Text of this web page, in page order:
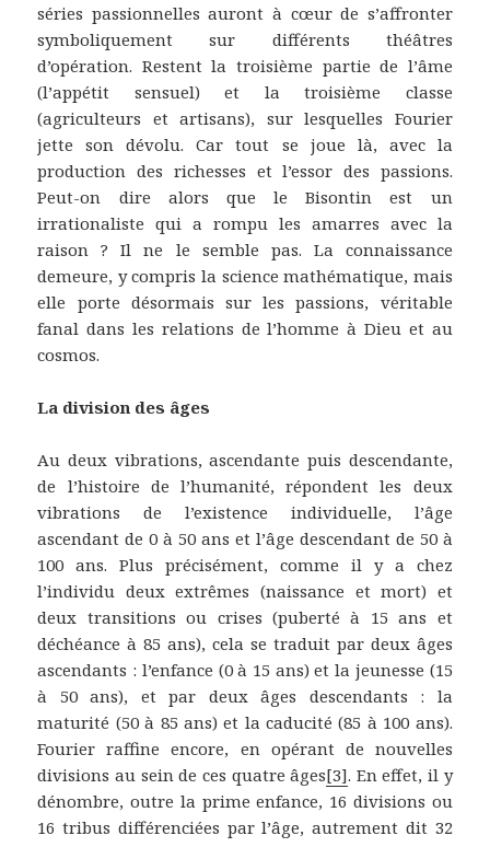
séries passionnelles auront à cœur de s’affronter
symboliquement sur différents théâtres
d’opération. Restent la troisième partie de l’âme
(l’appétit sensuel) et la troisième classe
(agriculteurs et artisans), sur lesquelles Fourier
jette son dévolu. Car tout se joue là, avec la
production des richesses et l’essor des passions.
Peut-on dire alors que le Bisontin est un
irrationaliste qui a rompu les amarres avec la
raison ? Il ne le semble pas. La connaissance
demeure, y compris la science mathématique, mais
elle porte désormais sur les passions, véritable
fanal dans les relations de l’homme à Dieu et au
cosmos.
La division des âges
Au deux vibrations, ascendante puis descendante,
de l’histoire de l’humanité, répondent les deux
vibrations de l’existence individuelle, l’âge
ascendant de 0 à 50 ans et l’âge descendant de 50 à
100 ans. Plus précisément, comme il y a chez
l’individu deux extrêmes (naissance et mort) et
deux transitions ou crises (puberté à 15 ans et
déchéance à 85 ans), cela se traduit par deux âges
ascendants : l’enfance (0 à 15 ans) et la jeunesse (15
à 50 ans), et par deux âges descendants : la
maturité (50 à 85 ans) et la caducité (85 à 100 ans).
Fourier raffine encore, en opérant de nouvelles
divisions au sein de ces quatre âges[3]. En effet, il y
dénombre, outre la prime enfance, 16 divisions ou
16 tribus différenciées par l’âge, autrement dit 32